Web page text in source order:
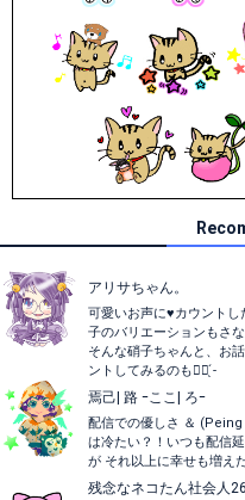
アリサちゃん。
可愛いお声に♥️カウント
子のバリエーションもさ
そんな硝子ちゃんと、お
ントしてみるのも👍🏻 ̖́-‬
焉己| 路 ｰここ| ろｰ
配信での優しさ ＆ (Peing
は冷たい？！いつも配信
が それ以上に幸せも増え
残念なネコたん社会人